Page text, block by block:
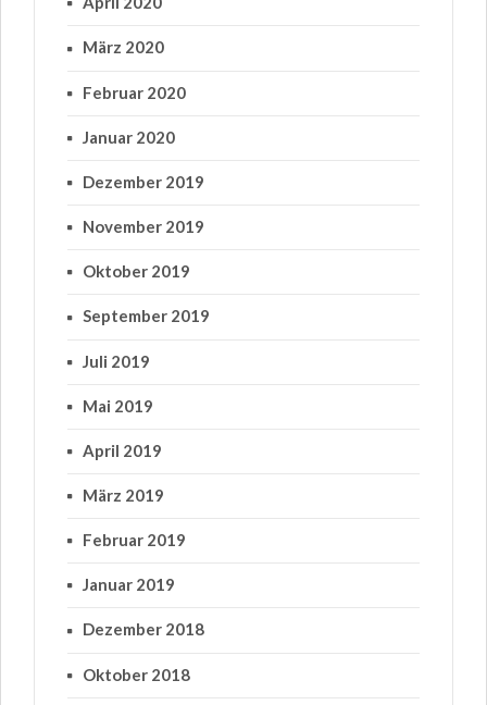
März 2020
Februar 2020
Januar 2020
Dezember 2019
November 2019
Oktober 2019
September 2019
Juli 2019
Mai 2019
April 2019
März 2019
Februar 2019
Januar 2019
Dezember 2018
Oktober 2018